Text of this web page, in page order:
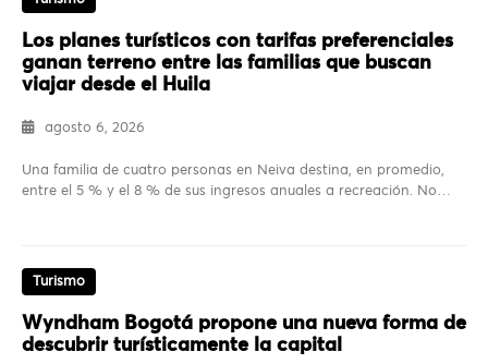
Los planes turísticos con tarifas preferenciales
ganan terreno entre las familias que buscan
viajar desde el Huila
agosto 6, 2026
Una familia de cuatro personas en Neiva destina, en promedio,
entre el 5 % y el 8 % de sus ingresos anuales a recreación. No…
Turismo
Wyndham Bogotá propone una nueva forma de
descubrir turísticamente la capital